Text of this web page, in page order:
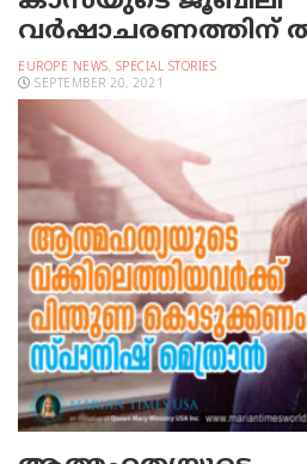
വര്‍ഷാചരണത്തിന്
EUROPE NEWS, SPECIAL STORIES
SEPTEMBER 20, 2021